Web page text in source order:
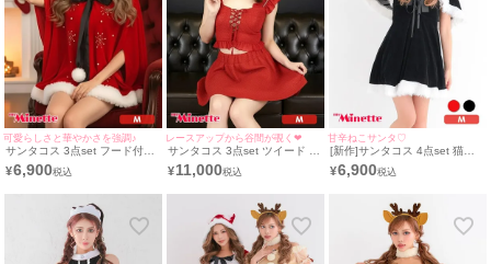
可愛らしさと華やかさを強調♪
サンタコス 3点set フード付き
ふわふわポンチョ クリスタル
ビジュー デザイン サンタ コス
¥6,900
レースアップから谷間が覗く❤︎
サンタコス 3点set ツイード ラ
メ フレアスカート フロントレ
ースアップ フリル リボンビジ
ト+カチューシャ]
¥11,000
甘辛ねこサンタ♡
[新作]サンタコス 4点set 猫耳
付きケープ レースアップ ベア
ワンピース 猫 アニマル ふわふ
＋透明ストラップ]
¥6,900